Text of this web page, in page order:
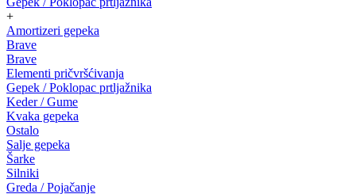
+
Amortizeri gepeka
Brave
Brave
Elementi pričvršćivanja
Gepek / Poklopac prtljažnika
Keder / Gume
Kvaka gepeka
Ostalo
Salje gepeka
Šarke
Silniki
Greda / Pojačanje